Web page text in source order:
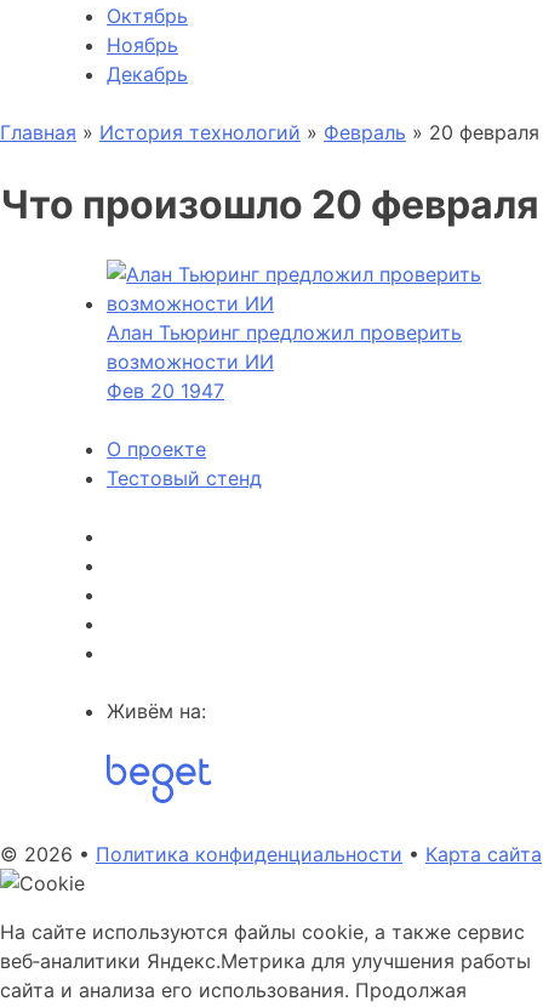
Октябрь
Ноябрь
Декабрь
Главная » История технологий » Февраль » 20 февраля
Что произошло 20 февраля
Алан Тьюринг предложил проверить
возможности ИИ
Фев 20 1947
О проекте
Тестовый стенд
Живём на:
© 2026 • Политика конфиденциальности • Карта сайта
На сайте используются файлы cookie, а также сервис
веб‑аналитики Яндекс.Метрика для улучшения работы
сайта и анализа его использования. Продолжая